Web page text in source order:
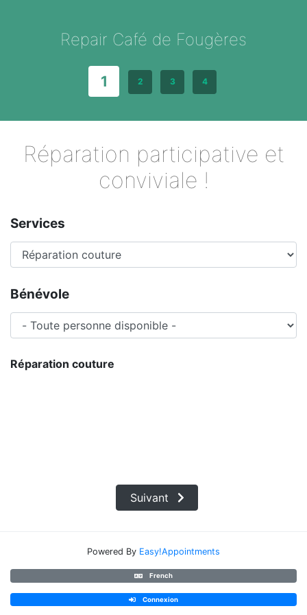
Repair Café de Fougères
1 2 3 4
Réparation participative et
conviviale !
Services
Bénévole
Réparation couture
Suivant
Powered By Easy!Appointments
French
Connexion